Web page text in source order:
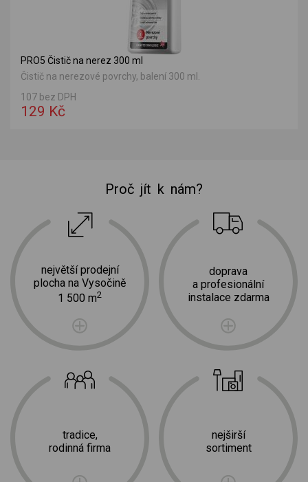
PRO5 Čistič na nerez 300 ml
Čistič na nerezové povrchy, balení 300 ml.
107 bez DPH
129 Kč
Proč jít k nám?
největší prodejní
plocha na Vysočině
1 500 m2
tradice,
rodinná firma
doprava
a profesionální
instalace zdarma
nejširší
sortiment